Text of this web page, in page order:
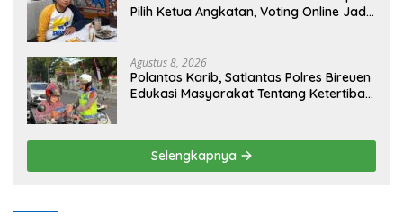
Pilih Ketua Angkatan, Voting Online Jadi
Agustus 8, 2026
Polantas Karib, Satlantas Polres Bireuen
Edukasi Masyarakat Tentang Ketertiban
Selengkapnya